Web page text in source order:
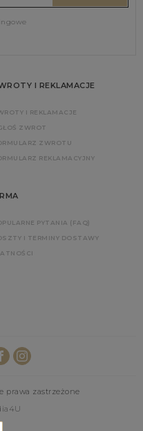
I REKLAMACJE
I REKLAMACJE
ZWROT
ZWROTU
REKLAMACYJNY
PYTANIA (FAQ)
I TERMINY DOSTAWY
prawa zastrzeżone